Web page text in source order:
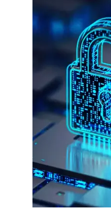
गुरुग्राम साइबर पुलिस ने बीते छह महीने में
इन लोगों ने लालच में आकर बैंक खाते
हर खाते के बदले